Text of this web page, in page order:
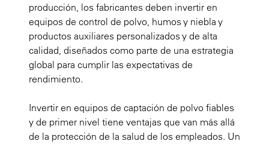
producción, los fabricantes deben invertir en
equipos de control de polvo, humos y niebla y
productos auxiliares personalizados y de alta
calidad, diseñados como parte de una estrategia
global para cumplir las expectativas de
rendimiento.
Invertir en equipos de captación de polvo fiables
y de primer nivel tiene ventajas que van más allá
de la protección de la salud de los empleados. Un